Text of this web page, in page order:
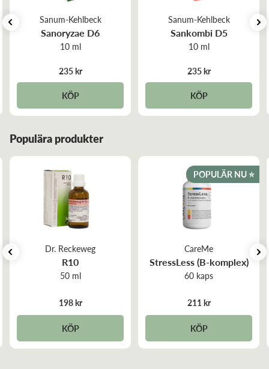
Sanum-Kehlbeck
Sanoryzae D6
10 ml
235 kr
KÖP
Sanum-Kehlbeck
Sankombi D5
10 ml
235 kr
KÖP
Populära produkter
Dr. Reckeweg
R10
50 ml
198 kr
KÖP
CareMe
StressLess (B-komplex)
60 kaps
211 kr
KÖP
POPULÄR NU ⭐️